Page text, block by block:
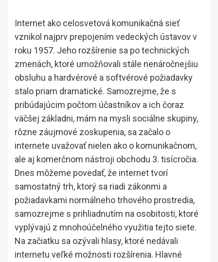
Internet ako celosvetová komunikačná sieť
vznikol najprv prepojením vedeckých ústavov v
roku 1957. Jeho rozšírenie sa po technických
zmenách, ktoré umožňovali stále nenáročnejšiu
obsluhu a hardvérové a softvérové požiadavky
stalo priam dramatické. Samozrejme, že s
pribúdajúcim počtom účastníkov a ich čoraz
väčšej základni, mám na mysli sociálne skupiny,
rôzne záujmové zoskupenia, sa začalo o
internete uvažovať nielen ako o komunikačnom,
ale aj komerčnom nástroji obchodu 3. tisícročia.
Dnes môžeme povedať, že internet tvorí
samostatný trh, ktorý sa riadi zákonmi a
požiadavkami normálneho trhového prostredia,
samozrejme s prihliadnutím na osobitosti, ktoré
vyplývajú z mnohoúčelného využitia tejto siete.
Na začiatku sa ozývali hlasy, ktoré nedávali
internetu veľké možnosti rozšírenia. Hlavné